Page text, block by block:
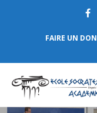
FAIRE UN DON